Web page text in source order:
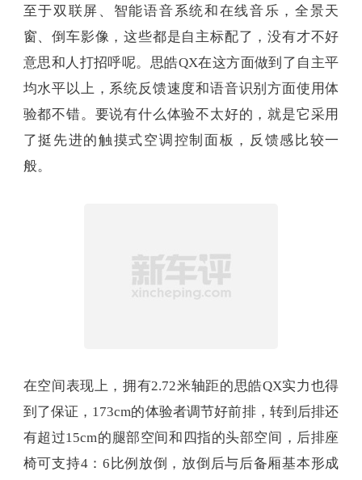
至于双联屏、智能语音系统和在线音乐，全景天
窗、倒车影像，这些都是自主标配了，没有才不好
意思和人打招呼呢。思皓QX在这方面做到了自主平
均水平以上，系统反馈速度和语音识别方面使用体
验都不错。要说有什么体验不太好的，就是它采用
了挺先进的触摸式空调控制面板，反馈感比较一
般。
在空间表现上，拥有2.72米轴距的思皓QX实力也得
到了保证，173cm的体验者调节好前排，转到后排还
有超过15cm的腿部空间和四指的头部空间，后排座
椅可支持4：6比例放倒，放倒后与后备厢基本形成